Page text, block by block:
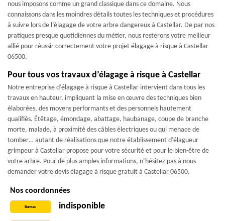
nous imposons comme un grand classique dans ce domaine. Nous
connaissons dans les moindres détails toutes les techniques et procédures
à suivre lors de l’élagage de votre arbre dangereux à Castellar. De par nos
pratiques presque quotidiennes du métier, nous resterons votre meilleur
allié pour réussir correctement votre projet élagage à risque à Castellar
06500.
Pour tous vos travaux d’élagage à risque à Castellar
Notre entreprise d’élagage à risque à Castellar intervient dans tous les
travaux en hauteur, impliquant la mise en œuvre des techniques bien
élaborées, des moyens performants et des personnels hautement
qualifiés. Étêtage, émondage, abattage, haubanage, coupe de branche
morte, malade, à proximité des câbles électriques ou qui menace de
tomber… autant de réalisations que notre établissement d’élagueur
grimpeur à Castellar propose pour votre sécurité et pour le bien-être de
votre arbre. Pour de plus amples informations, n’hésitez pas à nous
demander votre devis élagage à risque gratuit à Castellar 06500.
Nos coordonnées
Bureau indisponible